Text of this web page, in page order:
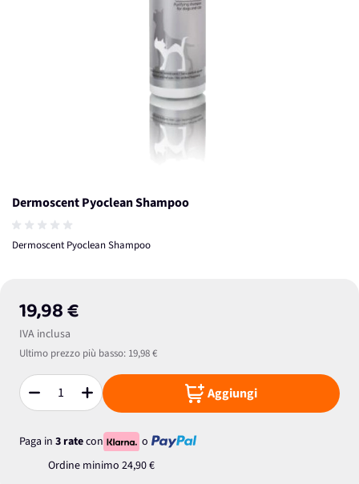
Dermoscent Pyoclean Shampoo
Dermoscent Pyoclean Shampoo
19,98 €
IVA inclusa
Ultimo prezzo più basso: 19,98 €
Quantità Aggiungi
Paga in 3 ratecon
o
Ordine minimo 24,90 €